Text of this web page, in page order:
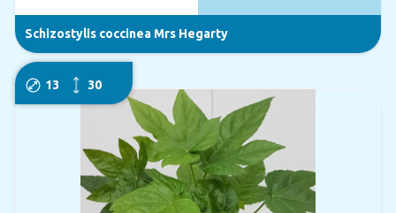
Schizostylis coccinea Mrs Hegarty
13 30